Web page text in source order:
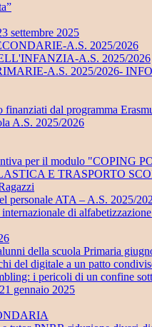
settembre 2025
A.S. 2025/2026
A.S. 2025/2026
A.S. 2025/2026-
dal programma
A.S. 2025/2026
per il modulo "COPING
E TRASPORTO
personale ATA – A.S. 2025/
di
della scuola Primaria
del digitale a un patto
i pericoli di un confine
gennaio 2025